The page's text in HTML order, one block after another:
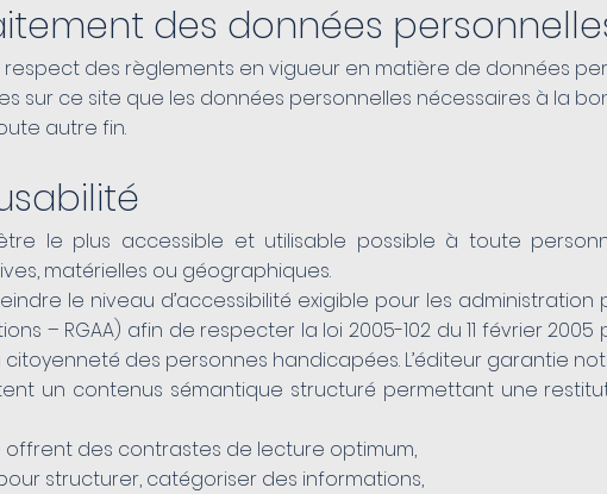
des données
respect des règlements en vigueur en matière de données
sur ce site que les données personnelles nécessaires à la
autre fin.
le plus accessible et utilisable possible à toute
matérielles ou géographiques.
le niveau d’accessibilité exigible pour les
– RGAA) afin de respecter la loi 2005-102 du 11 février
des personnes handicapées. L’éditeur garantie
un contenus sémantique structuré permettant une
offrent des contrastes de lecture optimum,
structurer, catégoriser des informations,